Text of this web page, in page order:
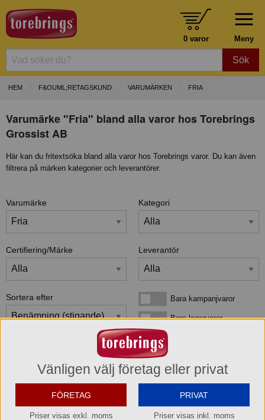
Meny
0 varor
Sök
HEM F&OUML;RETAGSKUND VARUMÄRKEN FRIA
Varumärke "Fria" bland alla varor hos Torebrings
Grossist AB
Här kan du fritextsöka bland alla varor hos Torebrings varor. Du kan även
filtrera på märken kategorier och leverantörer.
Varumärke Kategori
Certifiering/Märke Leverantör
Sortera efter Bara kampanjvarorBara kampanjvaror
Bara lagervarorBara lagervaror
Visa maxläge 1 vara/rad
Visa standardlägeVisa standardläge 2 varor/rad
produktersom matchar din sökning:
Vänligen välj företag eller privat
FÖRETAG
Priser visas exkl. moms
PRIVAT
Priser visas inkl. moms